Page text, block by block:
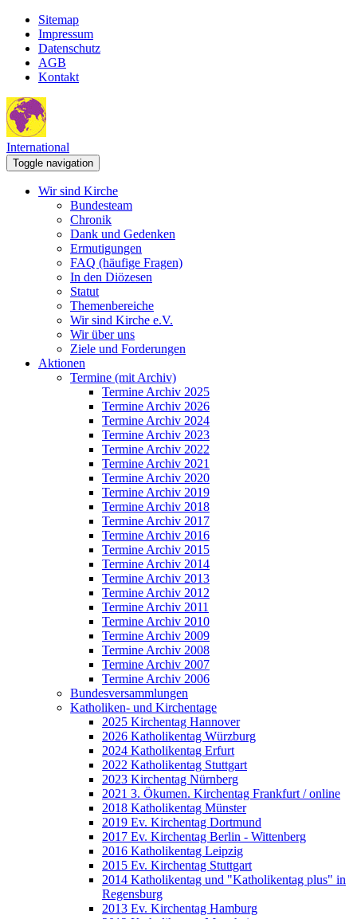
Sitemap
Impressum
Datenschutz
AGB
Kontakt
International
Toggle navigation
Wir sind Kirche
Bundesteam
Chronik
Dank und Gedenken
Ermutigungen
FAQ (häufige Fragen)
In den Diözesen
Statut
Themenbereiche
Wir sind Kirche e.V.
Wir über uns
Ziele und Forderungen
Aktionen
Termine (mit Archiv)
Termine Archiv 2025
Termine Archiv 2026
Termine Archiv 2024
Termine Archiv 2023
Termine Archiv 2022
Termine Archiv 2021
Termine Archiv 2020
Termine Archiv 2019
Termine Archiv 2018
Termine Archiv 2017
Termine Archiv 2016
Termine Archiv 2015
Termine Archiv 2014
Termine Archiv 2013
Termine Archiv 2012
Termine Archiv 2011
Termine Archiv 2010
Termine Archiv 2009
Termine Archiv 2008
Termine Archiv 2007
Termine Archiv 2006
Bundesversammlungen
Katholiken- und Kirchentage
2025 Kirchentag Hannover
2026 Katholikentag Würzburg
2024 Katholikentag Erfurt
2022 Katholikentag Stuttgart
2023 Kirchentag Nürnberg
2021 3. Ökumen. Kirchentag Frankfurt / online
2018 Katholikentag Münster
2019 Ev. Kirchentag Dortmund
2017 Ev. Kirchentag Berlin - Wittenberg
2016 Katholikentag Leipzig
2015 Ev. Kirchentag Stuttgart
2014 Katholikentag und "Katholikentag plus" in
Regensburg
2013 Ev. Kirchentag Hamburg